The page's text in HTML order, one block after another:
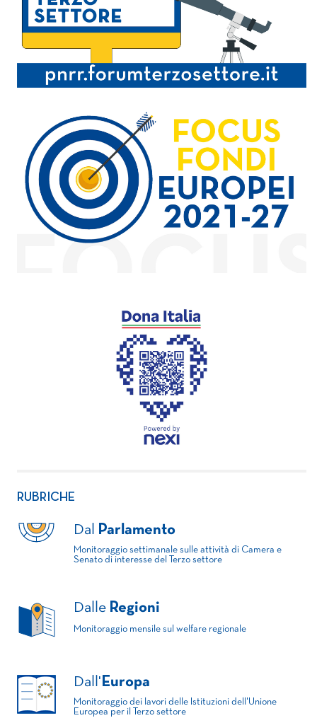
RUBRICHE
Dal Parlamento
Monitoraggio settimanale sulle attività di Camera e
Senato di interesse del Terzo settore
Dalle Regioni
Monitoraggio mensile sul welfare regionale
Dall' Europa
Monitoraggio dei lavori delle Istituzioni dell'Unione
Europea per il Terzo settore